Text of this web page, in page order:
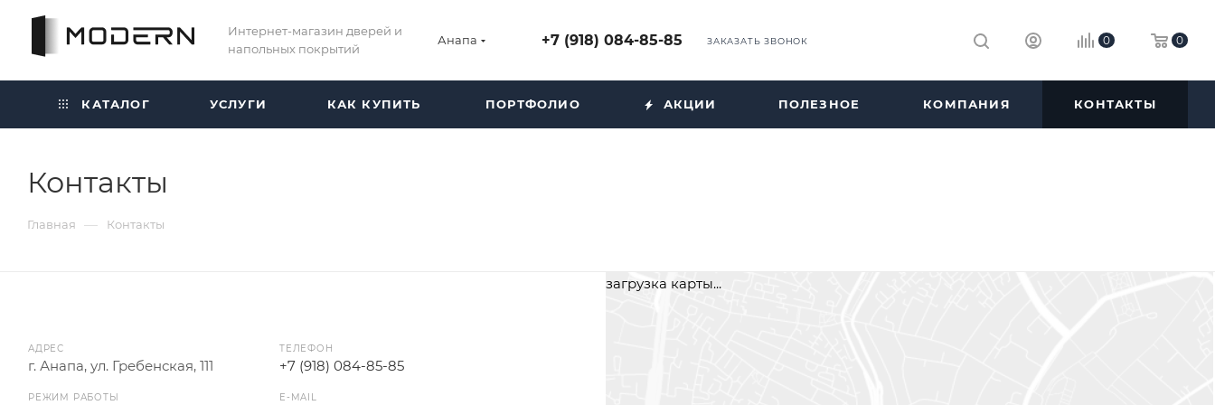
Интернет-магазин дверей и
напольных покрытий
Анапа +7 (918) 084-85-85 ЗАКАЗАТЬ ЗВОНОК 0 0
КАТАЛОГ УСЛУГИ КАК КУПИТЬ ПОРТФОЛИО АКЦИИ ПОЛЕЗНОЕ КОМПАНИЯ КОНТАКТЫ
Контакты
Главная — Контакты
АДРЕС
г. Анапа, ул. Гребенская, 111
РЕЖИМ РАБОТЫ
ТЕЛЕФОН
+7 (918) 084-85-85
E-MAIL
загрузка карты...